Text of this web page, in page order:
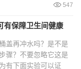
547
有保障卫生间健康
盖再冲水吗？是不是
骤？不要忽略它这是
有下面实验可以证